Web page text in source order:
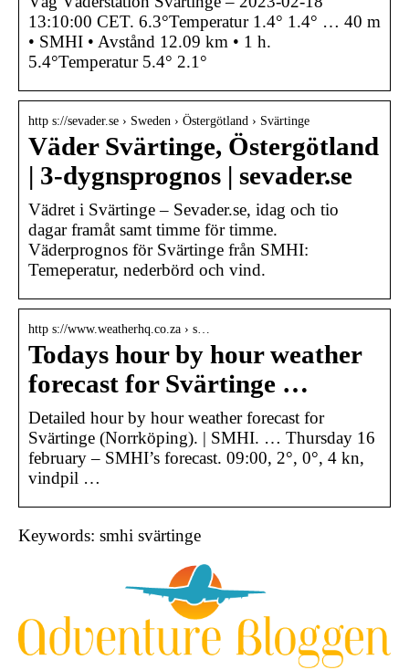
13:10:00 CET. 6.3°Temperatur 1.4° 1.4° … 40 m
• SMHI • Avstånd 12.09 km • 1 h.
5.4°Temperatur 5.4° 2.1°
http s://sevader.se › Sweden › Östergötland › Svärtinge
Väder Svärtinge, Östergötland
| 3-dygnsprognos | sevader.se
Vädret i Svärtinge – Sevader.se, idag och tio
dagar framåt samt timme för timme.
Väderprognos för Svärtinge från SMHI:
Temeperatur, nederbörd och vind.
http s://www.weatherhq.co.za › s…
Todays hour by hour weather
forecast for Svärtinge …
Detailed hour by hour weather forecast for
Svärtinge (Norrköping). | SMHI. … Thursday 16
february – SMHI’s forecast. 09:00, 2°, 0°, 4 kn,
vindpil …
Keywords: smhi svärtinge